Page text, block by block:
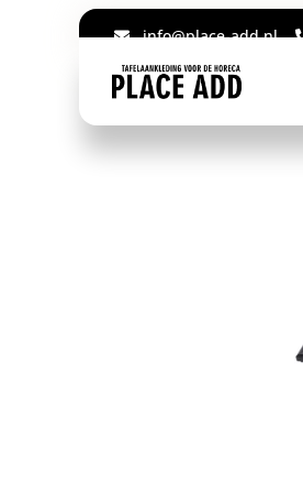
info@place-add.nl